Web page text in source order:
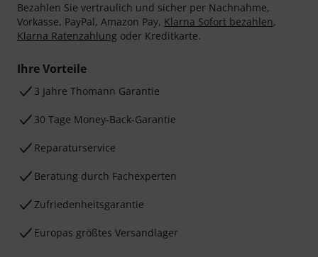
Bezahlen Sie vertraulich und sicher per Nachnahme,
Vorkasse, PayPal, Amazon Pay, Klarna Sofort bezahlen,
Klarna Ratenzahlung oder Kreditkarte.
Ihre Vorteile
3 Jahre Thomann Garantie
30 Tage Money-Back-Garantie
Reparaturservice
Beratung durch Fachexperten
Zufriedenheitsgarantie
Europas größtes Versandlager